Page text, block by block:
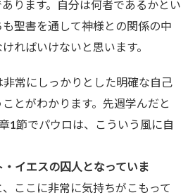
ります。自分は何者であるかとい
聖書を通して神様との関係の中
ればいけないと思います。
常にしっかりとした明確な自己
とがわかります。先週学んだと
1節でパウロは、こういう風に自
イエスの囚人となっていま
ここに非常に気持ちがこもって